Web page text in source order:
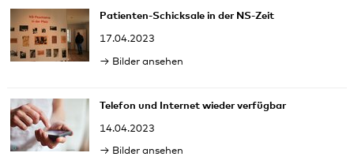
Patienten-Schicksale in der NS-Zeit
17.04.2023
Bilder ansehen
Telefon und Internet wieder verfügbar
14.04.2023
Bilder ansehen